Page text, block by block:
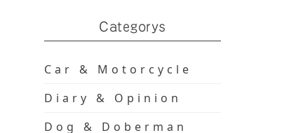
Categorys
Car & Motorcycle
Diary & Opinion
Dog & Doberman